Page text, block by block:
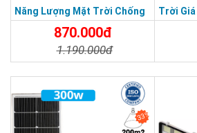
Năng Lượng Mặt Trời Chống
Nước Giá Rẻ870.000đ
1.190.000đ
Trời Giá
33%